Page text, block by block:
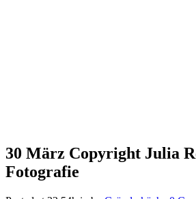
30 März Copyright Julia
Fotografie